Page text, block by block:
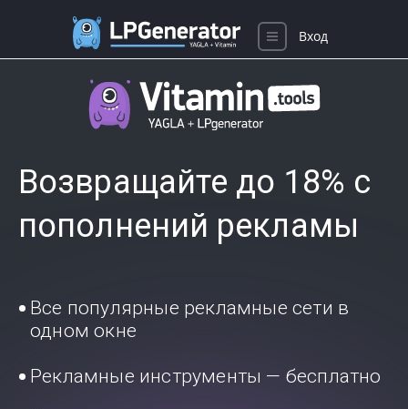
Возвращайте до 18% с
пополнений рекламы
Все популярные рекламные сети в
одном окне
Рекламные инструменты — бесплатно
Вход